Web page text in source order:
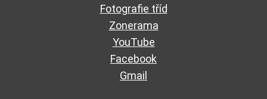
Fotografie tříd
Zonerama
YouTube
Facebook
Gmail